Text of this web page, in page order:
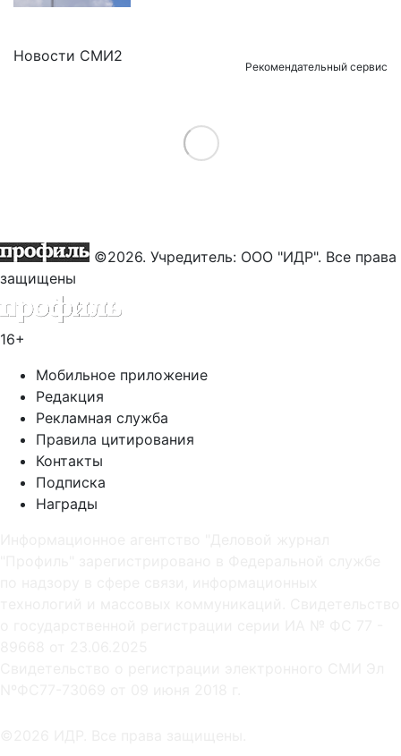
Новости СМИ2
Рекомендательный сервис
Load More
©2026. Учредитель: ООО "ИДР". Все права
защищены
16+
Мобильное приложение
Редакция
Рекламная служба
Правила цитирования
Контакты
Подписка
Награды